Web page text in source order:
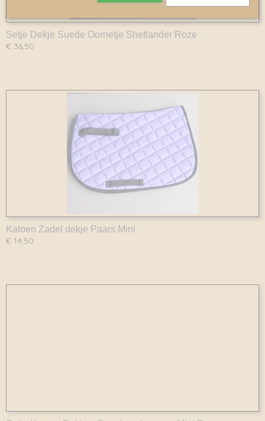
Setje Dekje Suede Oornetje Shetlander Roze
€ 36,50
Katoen Zadel dekje Paars Mini
€ 14,50